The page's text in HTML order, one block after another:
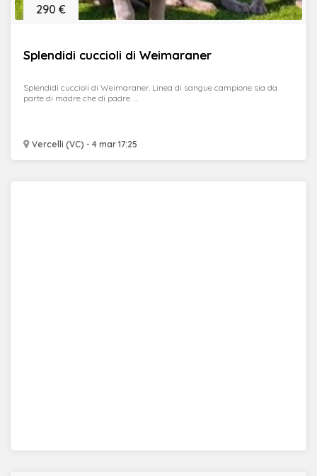
Splendidi cuccioli di Weimaraner
Vercelli (VC) - 4 mar 17:25
290 €
Splendidi cuccioli di Weimaraner. Linea di sangue campione sia da
parte di madre che di padre. ...